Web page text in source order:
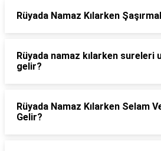
Rüyada Namaz Kılarken
Rüyada namaz kılarken sureleri
gelir?
Rüyada Namaz Kılarken Selam
Gelir?